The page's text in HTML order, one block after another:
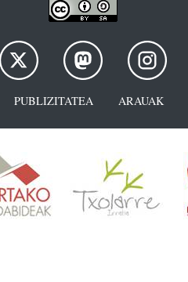
PUBLIZITATEA ARAUAK